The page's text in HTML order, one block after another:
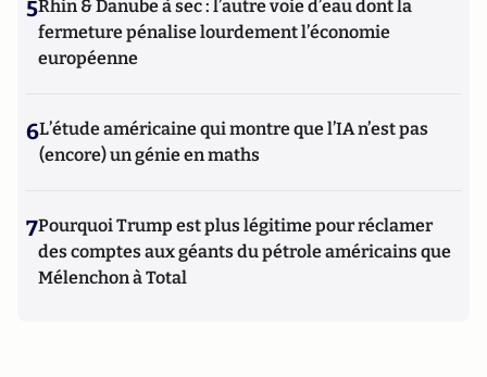
5Rhin & Danube à sec : l’autre voie d’eau dont la
fermeture pénalise lourdement l’économie
européenne
6L’étude américaine qui montre que l’IA n’est pas
(encore) un génie en maths
7Pourquoi Trump est plus légitime pour réclamer
des comptes aux géants du pétrole américains que
Mélenchon à Total